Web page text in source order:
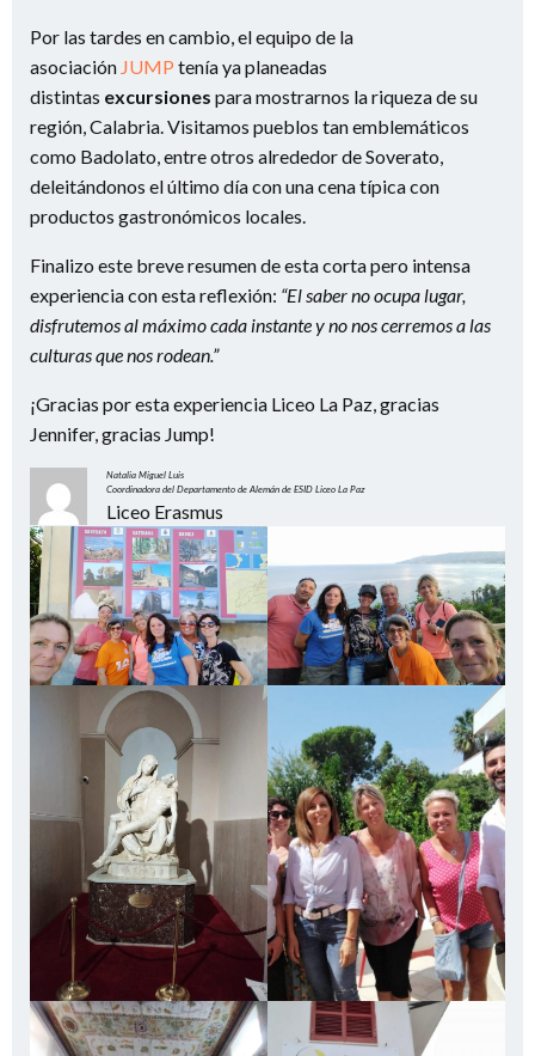
Por las tardes en cambio, el equipo de la
asociación JUMP tenía ya planeadas
distintas excursiones para mostrarnos la riqueza de su
región, Calabria. Visitamos pueblos tan emblemáticos
como Badolato, entre otros alrededor de Soverato,
deleitándonos el último día con una cena típica con
productos gastronómicos locales.
Finalizo este breve resumen de esta corta pero intensa
experiencia con esta reflexión: “El saber no ocupa lugar,
disfrutemos al máximo cada instante y no nos cerremos a las
culturas que nos rodean.”
¡Gracias por esta experiencia Liceo La Paz, gracias
Jennifer, gracias Jump!
Natalia Miguel Luis
Coordinadora del Departamento de Alemán de ESID Liceo La Paz
Liceo Erasmus